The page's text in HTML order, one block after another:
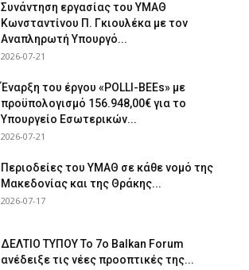
Συνάντηση εργασίας του ΥΜΑΘ
Κωνσταντίνου Π. Γκιουλέκα με τον
Αναπληρωτή Υπουργό...
2026-07-21
Έναρξη του έργου «POLLI-BEEs» με
προϋπολογισμό 156.948,00€ για το
Υπουργείο Εσωτερικών...
2026-07-21
Περιοδείες του ΥΜΑΘ σε κάθε νομό της
Μακεδονίας και της Θράκης...
2026-07-17
ΔΕΛΤΙΟ ΤΥΠΟΥ Το 7ο Balkan Forum
ανέδειξε τις νέες προοπτικές της...